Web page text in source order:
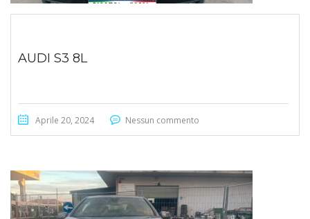
AUDI S3 8L
Aprile 20, 2024 Nessun commento